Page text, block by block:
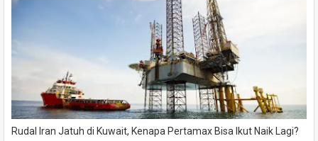
Rudal Iran Jatuh di Kuwait, Kenapa Pertamax Bisa Ikut Naik Lagi?